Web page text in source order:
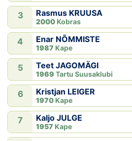
3 Rasmus KRUUSA
2000 Kobras
4 Enar NÕMMISTE
1987 Kape
5 Teet JAGOMÄGI
1969 Tartu Suusaklubi
6 Kristjan LEIGER
1970 Kape
7 Kaljo JULGE
1957 Kape